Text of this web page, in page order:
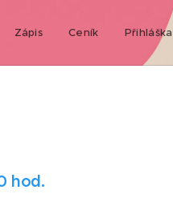
Zápis Ceník Přihláška
hod.